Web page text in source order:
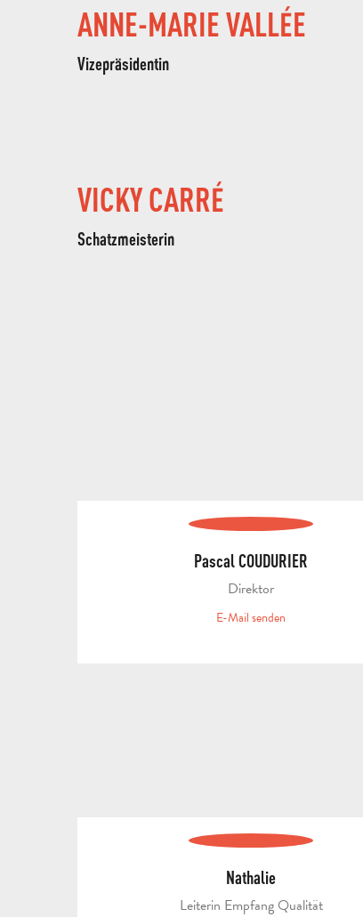
ANNE-MARIE VALLÉE
Vizepräsidentin
VICKY CARRÉ
Schatzmeisterin
Pascal COUDURIER
Direktor
E-Mail senden
Nathalie
Leiterin Empfang Qualität